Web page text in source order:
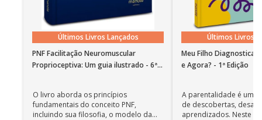
Últimos Livros Lançados
PNF Facilitação Neuromuscular
Proprioceptiva: Um guia ilustrado - 6ª
O livro aborda os princípios
fundamentais do conceito PNF,
incluindo sua filosofia, o modelo da
Últimos Livros
Meu Filho
e Agora? - 1ª Edição
A parentalidade é uma
de descobertas,
aprendizados. Neste